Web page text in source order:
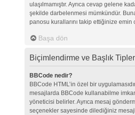
ulaşılmamıştır. Ayrıca cevap gelene
şekilde darbelenmesi mümkündür.
panosu kurallarını takip ettiğinize emin
Başa dön
Biçimlendirme ve Başlık
BBCode nedir?
BBCode HTML’in özel bir
mesajlarda BBCode kullanabilme
yöneticisi belirler. Ayrıca mesaj
seçenekler sayesinde dilediğiniz